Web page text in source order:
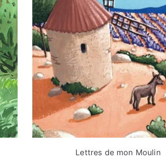
Lettres de mon Moulin